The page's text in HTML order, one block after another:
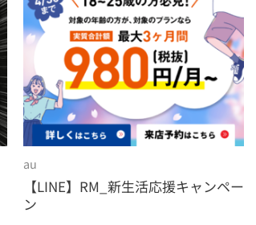
au
【LINE】RM_新生活応援キャンペー
ン